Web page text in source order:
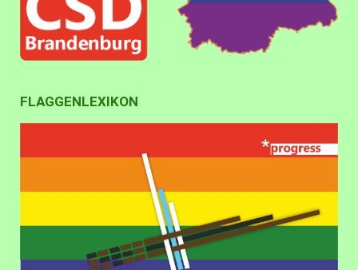
FLAGGENLEXIKON